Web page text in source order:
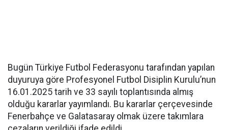
Bugün Türkiye Futbol Federasyonu tarafından yapılan
duyuruya göre Profesyonel Futbol Disiplin Kurulu’nun
16.01.2025 tarih ve 33 sayılı toplantısında almış
olduğu kararlar yayımlandı. Bu kararlar çerçevesinde
Fenerbahçe ve Galatasaray olmak üzere takımlara